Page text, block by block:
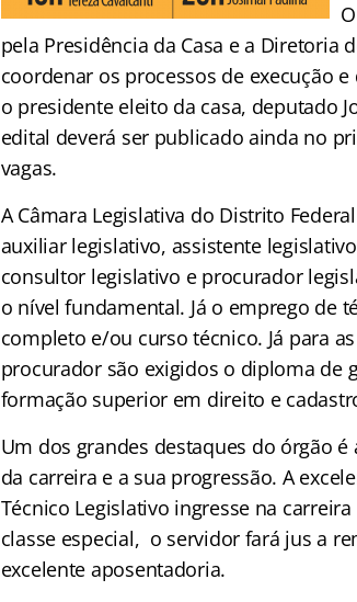
pela Presidência da Casa e a Diretoria
coordenar os processos de execução
o presidente eleito da casa, deputado
edital deverá ser publicado ainda no
vagas.
A Câmara Legislativa do Distrito
auxiliar legislativo, assistente
consultor legislativo e procurador
o nível fundamental. Já o emprego de
completo e/ou curso técnico. Já para
procurador são exigidos o diploma de
formação superior em direito e
Um dos grandes destaques do órgão
da carreira e a sua progressão. A
Técnico Legislativo ingresse na
classe especial, o servidor fará jus a
excelente aposentadoria.